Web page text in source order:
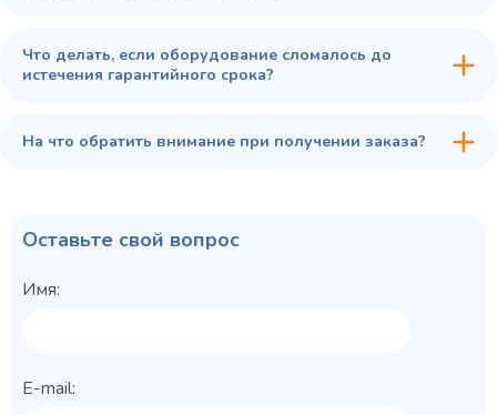
Что делать, если оборудование сломалось до
истечения гарантийного срока?
На что обратить внимание при получении заказа?
Оставьте свой вопрос
Имя:
E-mail: